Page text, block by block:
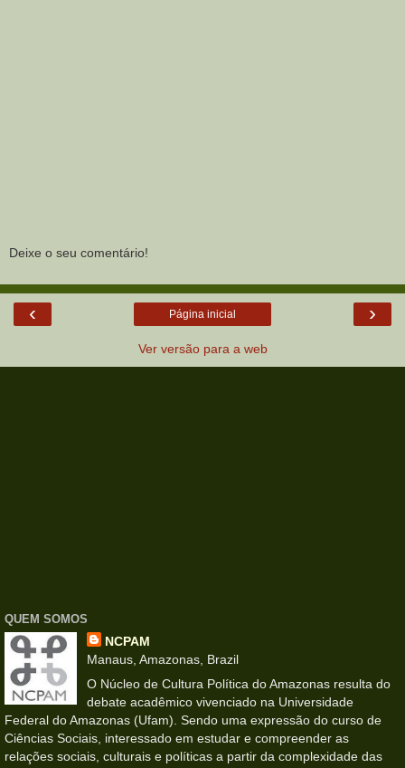
Deixe o seu comentário!
‹ ›
Página inicial
Ver versão para a web
QUEM SOMOS
NCPAM
Manaus, Amazonas, Brazil
O Núcleo de Cultura Política do Amazonas resulta do
debate acadêmico vivenciado na Universidade
Federal do Amazonas (Ufam). Sendo uma expressão do curso de
Ciências Sociais, interessado em estudar e compreender as
relações sociais, culturais e políticas a partir da complexidade das